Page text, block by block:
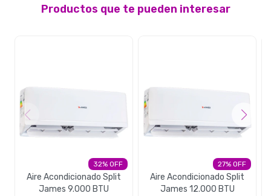
Productos que te pueden interesar
32
Aire Acondicionado Split
James 9.000 BTU
27
Aire Acondicionado Split
James 12.000 BTU